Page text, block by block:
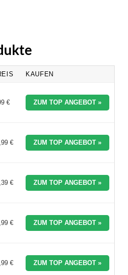
KAUFEN
€ ZUM TOP ANGEBOT »
€ ZUM TOP ANGEBOT »
€ ZUM TOP ANGEBOT »
€ ZUM TOP ANGEBOT »
€ ZUM TOP ANGEBOT »